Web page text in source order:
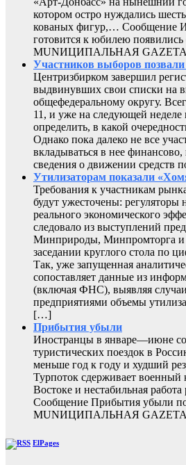
котором остро нуждались
кованых фигур,… Сообщение
готовится к юбилею появились
MUNИЦИПАЛЬНАЯ
Участников выборов
Центризбирком завершил
выдвинувших свои списки на
общефедеральному округу.
11, и уже на следующей неделе
определить, в какой
Однако пока далеко не все
вкладываться в нее
сведения о движении средств
Утилизаторам показали
Требования к участникам
будут ужесточены: регуляторы
реального экономического
следовало из выступлений
Минприроды, Минпромторга и
заседании круглого стола по
Так, уже запущенная
сопоставляет данные из
(включая ФНС), выявляя
предприятиями объемы
[…]
Прибытия убыли
Иностранцы в январе—июне
туристических поездок в
меньше год к году и худший
Турпоток сдерживает
Востоке и нестабильная
Сообщение Прибытия убыли
MUNИЦИПАЛЬНАЯ
ElPages